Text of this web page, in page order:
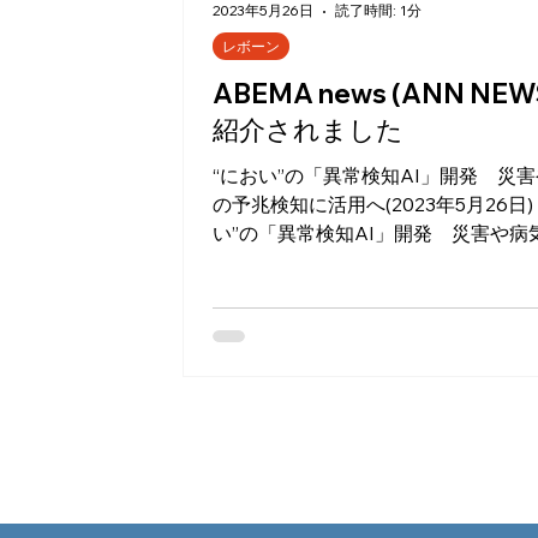
ABEMA news (ANN
紹介されました
“におい”の「異常検知AI」開発 災
の予兆検知に活用へ(2023年5月26日) “にお
い”の「異常検知AI」開発 災害や病
能）が...
レボーン
2023年5月26日 読了時間: 1分